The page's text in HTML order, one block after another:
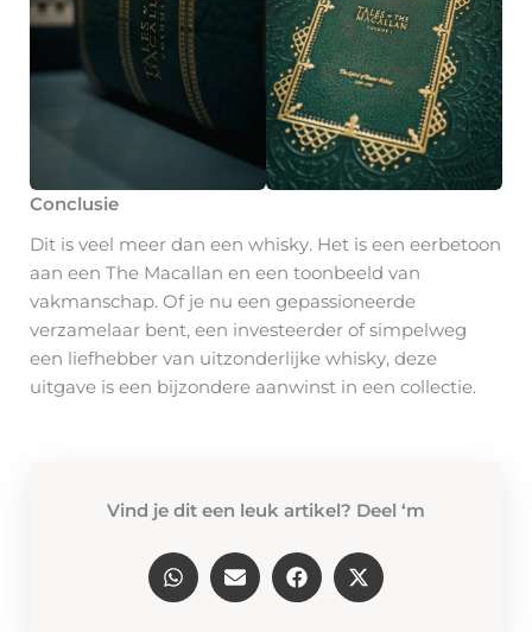
Conclusie
Dit is veel meer dan een whisky. Het is een eerbetoon
aan een The Macallan en een toonbeeld van
vakmanschap. Of je nu een gepassioneerde
verzamelaar bent, een investeerder of simpelweg
een liefhebber van uitzonderlijke whisky, deze
uitgave is een bijzondere aanwinst in een collectie.
Vind je dit een leuk artikel? Deel ‘m